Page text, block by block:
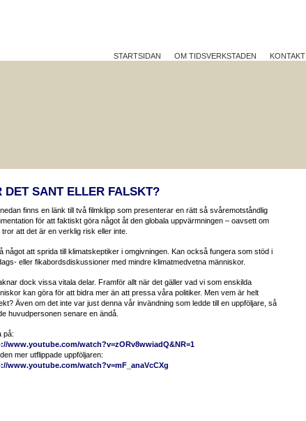
STARTSIDAN OM TIDSVERKSTADEN KONTAKT
DET SANT ELLER FALSKT?
finns en länk till två filmklipp som presenterar en rätt så svåremotståndlig
för att faktiskt göra något åt den globala uppvärmningen – oavsett om
tror att det är en verklig risk eller inte.
något att sprida till klimatskeptiker i omgivningen. Kan också fungera som stöd i
eller fikabordsdiskussioner med mindre klimatmedvetna människor.
dock vissa vitala delar. Framför allt när det gäller vad vi som enskilda
kan göra för att bidra mer än att pressa våra politiker. Men vem är helt
Även om det inte var just denna vår invändning som ledde till en uppföljare, så
huvudpersonen senare en ändå.
på:
www.youtube.com/watch?v=zORv8wwiadQ&NR=1
mer utflippade uppföljaren:
www.youtube.com/watch?v=mF_anaVcCXg